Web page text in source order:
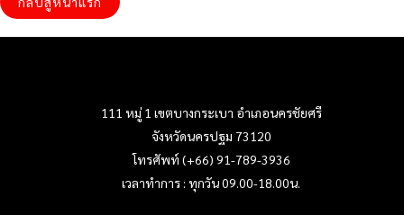
111 หมู่ 1 เขตบางกระเบา อำเภอนครชัยศรี
จังหวัดนครปฐม 73120
โทรศัพท์ (+66) 91-789-3936
เวลาทำการ : ทุกวัน 09.00-18.00น.